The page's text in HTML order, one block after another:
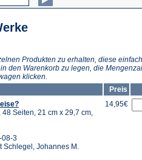
Produkten zu erhalten, diese
den Warenkorb zu legen, die
klicken.
Preis
Seiten, 21 cm x 29,7 cm,
08-3
Schlegel, Johannes M.
14,95€